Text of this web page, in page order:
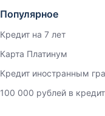
Популярное
Кредит на 7 лет
Карта Платинум
Кредит иностранным
100 000 рублей в кредит